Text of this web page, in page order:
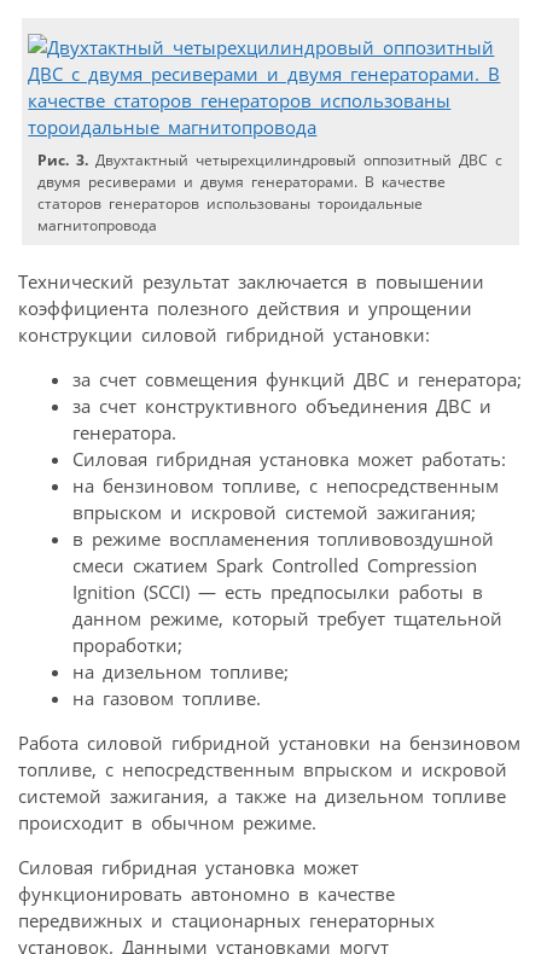
Рис. 3. Двухтактный четырехцилиндровый оппозитный ДВС с
двумя ресиверами и двумя генераторами. В качестве
статоров генераторов использованы тороидальные
магнитопровода
Технический результат заключается в повышении
коэффициента полезного действия и упрощении
конструкции силовой гибридной установки:
за счет совмещения функций ДВС и генератора;
за счет конструктивного объединения ДВС и
генератора.
Силовая гибридная установка может работать:
на бензиновом топливе, с непосредственным
впрыском и искровой системой зажигания;
в режиме воспламенения топливовоздушной
смеси сжатием Spark Controlled Compression
Ignition (SCCI) — есть предпосылки работы в
данном режиме, который требует тщательной
проработки;
на дизельном топливе;
на газовом топливе.
Работа силовой гибридной установки на бензиновом
топливе, с непосредственным впрыском и искровой
системой зажигания, а также на дизельном топливе
происходит в обычном режиме.
Силовая гибридная установка может
функционировать автономно в качестве
передвижных и стационарных генераторных
установок. Данными установками могут